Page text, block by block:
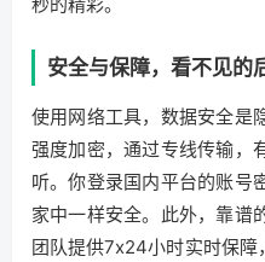
安全与保障，看不见的
使用网络工具，数据安全是
强度加密，通过专线传输，
听。你登录国内平台的账号
家中一样安全。此外，靠谱
团队提供7x24小时实时保障